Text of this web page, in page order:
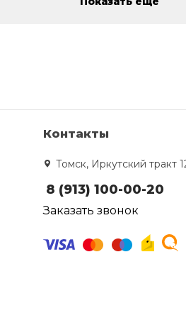
Контакты
Томск, Иркутский тракт
8 (913) 100-00-20
Заказать звонок